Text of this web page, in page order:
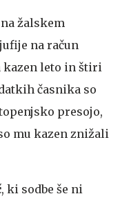
na žalskem
na račun
leto in štiri
časnika so
presojo,
mu kazen znižali
, ki sodbe še ni